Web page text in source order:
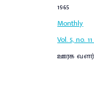
1965
Monthly
Vol. 5, no.
ஊரக